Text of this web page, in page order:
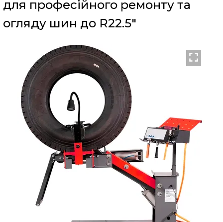
для професійного ремонту та
огляду шин до R22.5"